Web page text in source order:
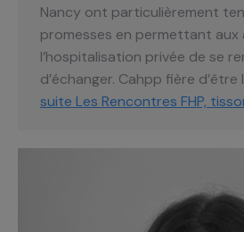
Nancy ont particulièrement
promesses en permettant aux
l’hospitalisation privée de se
d’échanger. Cahpp fière d’être
suite Les Rencontres FHP,